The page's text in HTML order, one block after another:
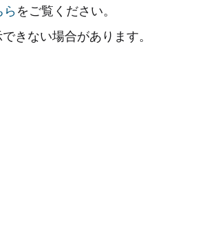
ら をご覧ください。
きない場合があります。